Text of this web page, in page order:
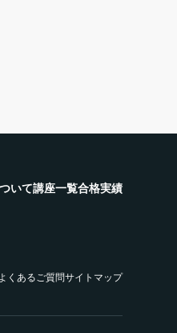
いて講座一覧合格実績
くあるご質問サイトマップ